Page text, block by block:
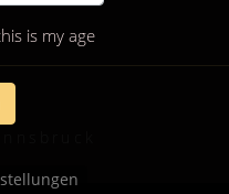
is my age